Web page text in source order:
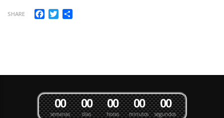
SHARE Facebook
Twitter
semanas
00
días
00
horas
00
minutos
00
segundos
00